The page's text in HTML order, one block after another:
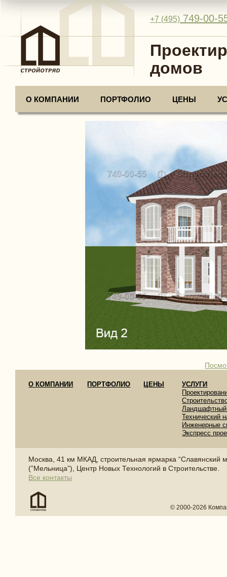
домов
+7 (495) 749-00-
О КОМПАНИИ ПОРТФОЛИО ЦЕНЫ
О КОМПАНИИ ПОРТФОЛИО ЦЕНЫ
УСЛУГИ
Ландшафтный
Технический
Инженерные
Экспресс
Москва, 41 км МКАД, строительная ярмарка “Славянский
(”Мельница”), Центр Новых Технологий в Строительстве.
Все контакты
© 2000-2026